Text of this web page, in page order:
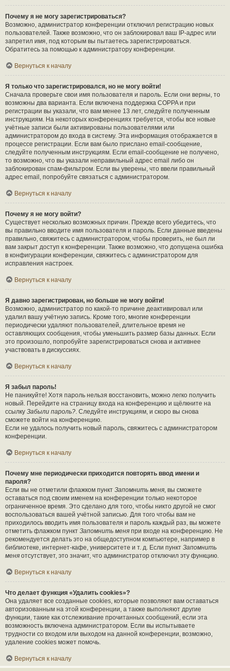
Почему я не могу зарегистрироваться?
Возможно, администратор конференции отключил регистрацию новых
пользователей. Также возможно, что он заблокировал ваш IP-адрес или
запретил имя, под которым вы пытаетесь зарегистрироваться.
Обратитесь за помощью к администратору конференции.
Вернуться к началу
Я только что зарегистрировался, но не могу войти!
Сначала проверьте свои имя пользователя и пароль. Если они верны, то
возможны два варианта. Если включена поддержка COPPA и при
регистрации вы указали, что вам менее 13 лет, следуйте полученным
инструкциям. На некоторых конференциях требуется, чтобы все новые
учётные записи были активированы пользователями или
администратором до входа в систему. Эта информация отображается в
процессе регистрации. Если вам было прислано email-сообщение,
следуйте полученным инструкциям. Если email-сообщение не получено,
то возможно, что вы указали неправильный адрес email либо он
заблокирован спам-фильтром. Если вы уверены, что ввели правильный
адрес email, попробуйте связаться с администратором.
Вернуться к началу
Почему я не могу войти?
Существует несколько возможных причин. Прежде всего убедитесь, что
вы правильно вводите имя пользователя и пароль. Если данные введены
правильно, свяжитесь с администратором, чтобы проверить, не был ли
вам закрыт доступ к конференции. Также возможно, что допущена ошибка
в конфигурации конференции, свяжитесь с администратором для
исправления настроек.
Вернуться к началу
Я давно зарегистрирован, но больше не могу войти!
Возможно, администратор по какой-то причине деактивировал или
удалил вашу учётную запись. Кроме того, многие конференции
периодически удаляют пользователей, длительное время не
оставляющих сообщения, чтобы уменьшить размер базы данных. Если
это произошло, попробуйте зарегистрироваться снова и активнее
участвовать в дискуссиях.
Вернуться к началу
Я забыл пароль!
Не паникуйте! Хотя пароль нельзя восстановить, можно легко получить
новый. Перейдите на страницу входа на конференцию и щёлкните на
ссылку Забыли пароль?. Следуйте инструкциям, и скоро вы снова
сможете войти на конференцию.
Если не удалось получить новый пароль, свяжитесь с администратором
конференции.
Вернуться к началу
Почему мне периодически приходится повторять ввод имени и
пароля?
Если вы не отметили флажком пункт Запомнить меня, вы сможете
оставаться под своим именем на конференции только некоторое
ограниченное время. Это сделано для того, чтобы никто другой не смог
воспользоваться вашей учётной записью. Для того чтобы вам не
приходилось вводить имя пользователя и пароль каждый раз, вы можете
отметить флажком пункт Запомнить меня при входе на конференцию. Не
рекомендуется делать это на общедоступном компьютере, например в
библиотеке, интернет-кафе, университете и т. д. Если пункт Запомнить
меня отсутствует, это значит, что администратор отключил эту функцию.
Вернуться к началу
Что делает функция «Удалить cookies»?
Она удаляет все созданные cookies, которые позволяют вам оставаться
авторизованным на этой конференции, а также выполняют другие
функции, такие как отслеживание прочитанных сообщений, если эта
возможность включена администратором. Если вы испытываете
трудности со входом или выходом на данной конференции, возможно,
удаление cookies может помочь.
Вернуться к началу